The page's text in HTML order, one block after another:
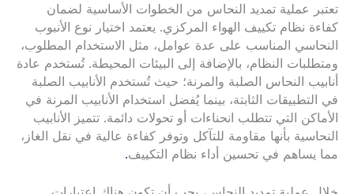
تعتبر عملية تمديد النحاس من الخطوات الأساسية لضمان
كفاءة نظام تكييف الهواء المركزي. يعتمد اختيار نوع الأنبوب
النحاسي المناسب على عدة عوامل، مثل الاستخدام المطلوب،
ومتطلبات النظام، بالإضافة إلى البيئات المحيطة. تُستخدم عادة
أنابيب النحاس الصلبة والمرنة؛ حيث تُستخدم الأنابيب الصلبة
في التطبيقات الثابتة، بينما يُفضل استخدام الأنابيب المرنة في
الأماكن التي تتطلب انحناءات أو تحولات دائمة. تتميز الأنابيب
النحاسية بأنها مقاومة للتآكل وتوفر كفاءة عالية في نقل الغاز،
مما يساهم في تحسين أداء نظام التكييف.